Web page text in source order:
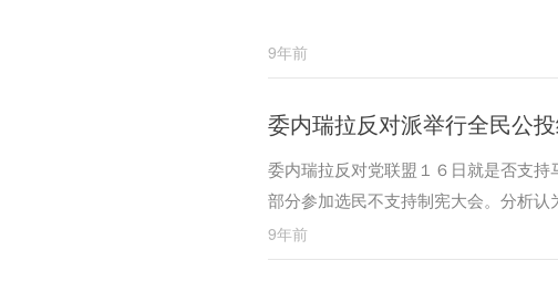
9年前
委内瑞拉反对派举行全民公
委内瑞拉反对党联盟１６日就是否支
部分参加选民不支持制宪大会。分析
的一项措施。
9年前